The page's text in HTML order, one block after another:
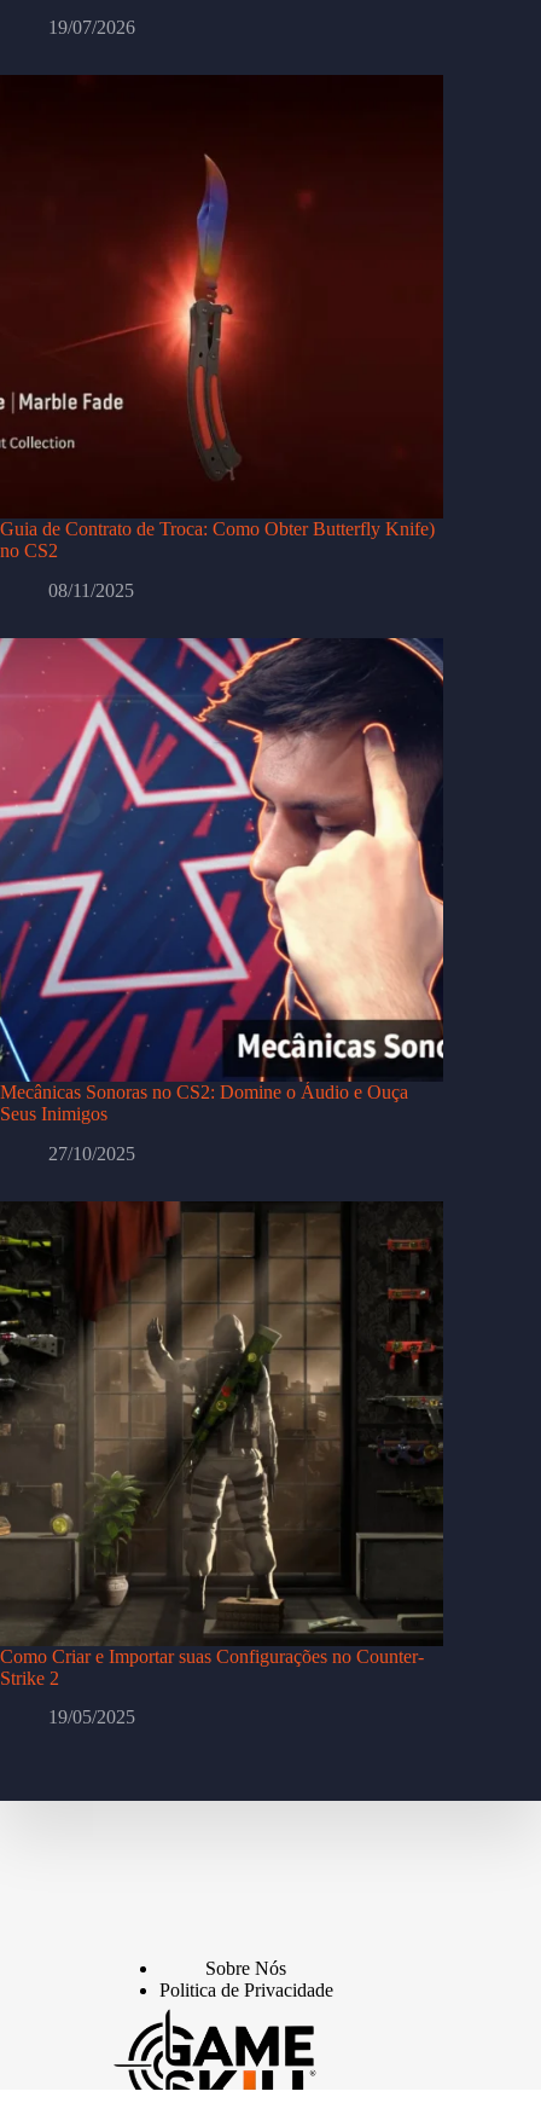
19/07/2026
Guia de Contrato de Troca: Como Obter Butterfly Knife)
no CS2
08/11/2025
Mecânicas Sonoras no CS2: Domine o Áudio e Ouça
Seus Inimigos
27/10/2025
Como Criar e Importar suas Configurações no Counter-
Strike 2
19/05/2025
Sobre Nós
Politica de Privacidade